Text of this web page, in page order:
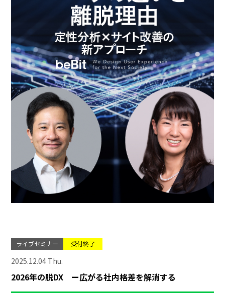
ライブセミナー 受付終了
2025.12.04 Thu.
2026年の脱DX ー広がる社内格差を解消する